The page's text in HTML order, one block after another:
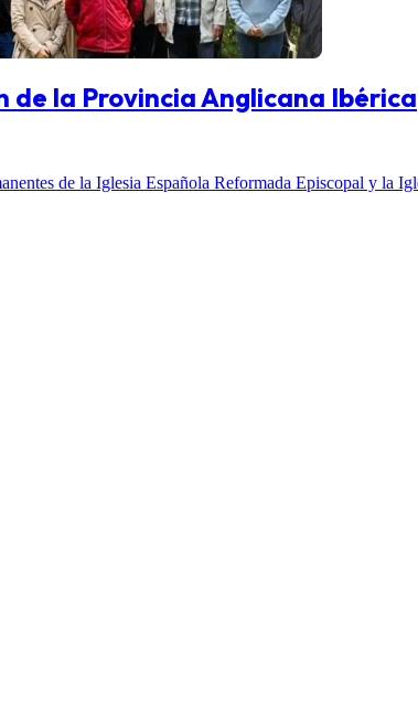
de la Provincia Anglicana Ibérica
de la Iglesia Española Reformada Episcopal y la